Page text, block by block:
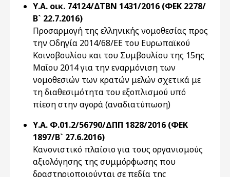
Υ.Α. οικ. 74124/ΔΤΒΝ 1431/2016 (ΦΕΚ 2278/
Β` 22.7.2016)
Προσαρμογή της ελληνικής νομοθεσίας προς
την Οδηγία 2014/68/ΕΕ του Ευρωπαϊκού
Κοινοβουλίου και του Συμβουλίου της 15ης
Μαΐου 2014 για την εναρμόνιση των
νομοθεσιών των κρατών μελών σχετικά με
τη διαθεσιμότητα του εξοπλισμού υπό
πίεση στην αγορά (αναδιατύπωση)
Υ.Α. Φ.01.2/56790/ΔΠΠ 1828/2016 (ΦΕΚ
1897/Β` 27.6.2016)
Κανονιστικό πλαίσιο για τους οργανισμούς
αξιολόγησης της συμμόρφωσης που
δραστηριοποιούνται σε πεδία της